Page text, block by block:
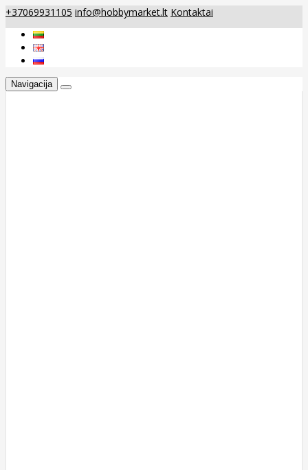
+37069931105 info@hobbymarket.lt Kontaktai
Navigacija